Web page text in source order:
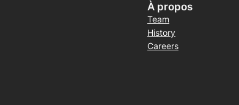
À propos
Team
History
Careers